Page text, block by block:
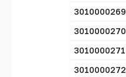
3010000269
3010000270
3010000271
3010000272